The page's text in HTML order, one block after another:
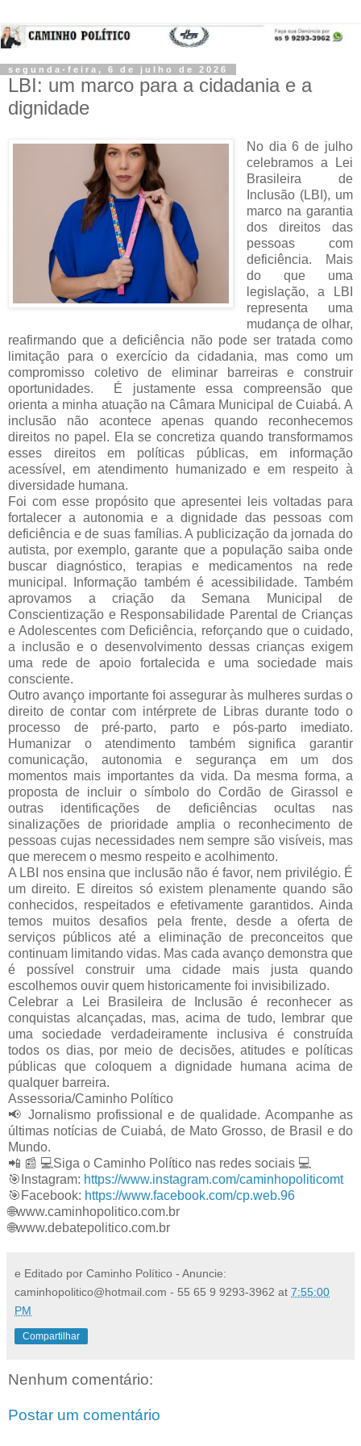
segunda-feira, 6 de julho de 2026
LBI: um marco para a cidadania e a
dignidade
No dia 6 de julho
celebramos a Lei
Brasileira de
Inclusão (LBI), um
marco na garantia
dos direitos das
pessoas com
deficiência. Mais
do que uma
legislação, a LBI
representa uma
mudança de olhar,
reafirmando que a deficiência não pode ser tratada como
limitação para o exercício da cidadania, mas como um
compromisso coletivo de eliminar barreiras e construir
oportunidades.
É justamente essa compreensão que
orienta a minha atuação na Câmara Municipal de Cuiabá. A
inclusão não acontece apenas quando reconhecemos
direitos no papel. Ela se concretiza quando transformamos
esses direitos em políticas públicas, em informação
acessível, em atendimento humanizado e em respeito à
diversidade humana.
Foi com esse propósito que apresentei leis voltadas para
fortalecer a autonomia e a dignidade das pessoas com
deficiência e de suas famílias. A publicização da jornada do
autista, por exemplo, garante que a população saiba onde
buscar diagnóstico, terapias e medicamentos na rede
municipal. Informação também é acessibilidade. Também
aprovamos a criação da Semana Municipal de
Conscientização e Responsabilidade Parental de Crianças
e Adolescentes com Deficiência, reforçando que o cuidado,
a inclusão e o desenvolvimento dessas crianças exigem
uma rede de apoio fortalecida e uma sociedade mais
consciente.
Outro avanço importante foi assegurar às mulheres surdas o
direito de contar com intérprete de Libras durante todo o
processo de pré-parto, parto e pós-parto imediato.
Humanizar o atendimento também significa garantir
comunicação, autonomia e segurança em um dos
momentos mais importantes da vida. Da mesma forma, a
proposta de incluir o símbolo do Cordão de Girassol e
outras identificações de deficiências ocultas nas
sinalizações de prioridade amplia o reconhecimento de
pessoas cujas necessidades nem sempre são visíveis, mas
que merecem o mesmo respeito e acolhimento.
A LBI nos ensina que inclusão não é favor, nem privilégio. É
um direito. E direitos só existem plenamente quando são
conhecidos, respeitados e efetivamente garantidos. Ainda
temos muitos desafios pela frente, desde a oferta de
serviços públicos até a eliminação de preconceitos que
continuam limitando vidas. Mas cada avanço demonstra que
é possível construir uma cidade mais justa quando
escolhemos ouvir quem historicamente foi invisibilizado.
Celebrar a Lei Brasileira de Inclusão é reconhecer as
conquistas alcançadas, mas, acima de tudo, lembrar que
uma sociedade verdadeiramente inclusiva é construída
todos os dias, por meio de decisões, atitudes e políticas
públicas que coloquem a dignidade humana acima de
qualquer barreira.
Assessoria/Caminho Político
📢 Jornalismo profissional e de qualidade. Acompanhe as
últimas notícias de Cuiabá, de Mato Grosso, de Brasil e do
Mundo.
📲 📰 💻Siga o Caminho Político nas redes sociais 💻
🎯 Instagram: https://www.instagram.com/caminhopoliticomt
🎯 Facebook: https://www.facebook.com/cp.web.96
🌐www.caminhopolitico.com.br
🌐www.debatepolitico.com.br
e Editado por Caminho Político - Anuncie:
caminhopolitico@hotmail.com - 55 65 9 9293-3962 at 7:55:00
PM
Compartilhar
Nenhum comentário:
Postar um comentário